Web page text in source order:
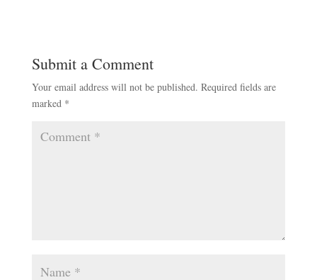
Submit a Comment
Your email address will not be published. Required fields are
marked *